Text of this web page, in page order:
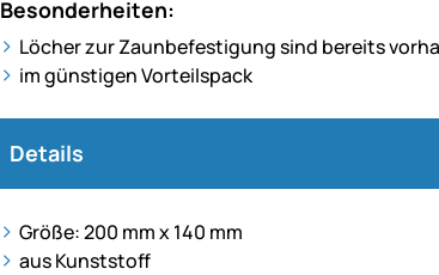
Besonderheiten:
Löcher zur Zaunbefestigung sind bereits
im günstigen Vorteilspack
Details
Größe: 200 mm x 140 mm
aus Kunststoff